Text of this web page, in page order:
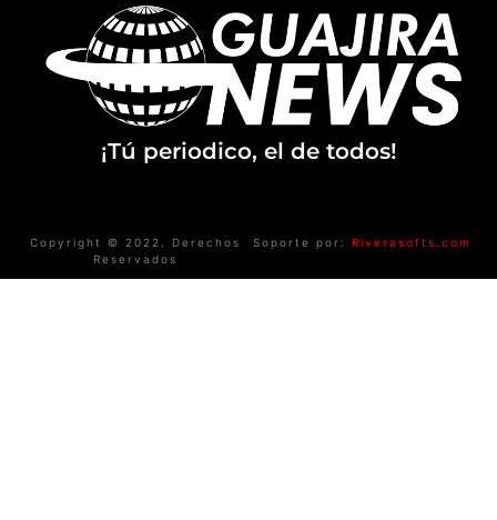
¡Tú periodico, el de todos!
Copyright © 2022. Derechos
Reservados
Soporte por: Riverasofts.com